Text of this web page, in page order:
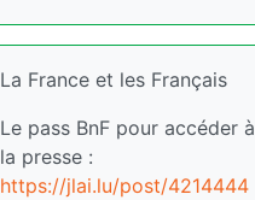
La France et les Français
Le pass BnF pour accéder à
la presse :
https://jlai.lu/post/4214444